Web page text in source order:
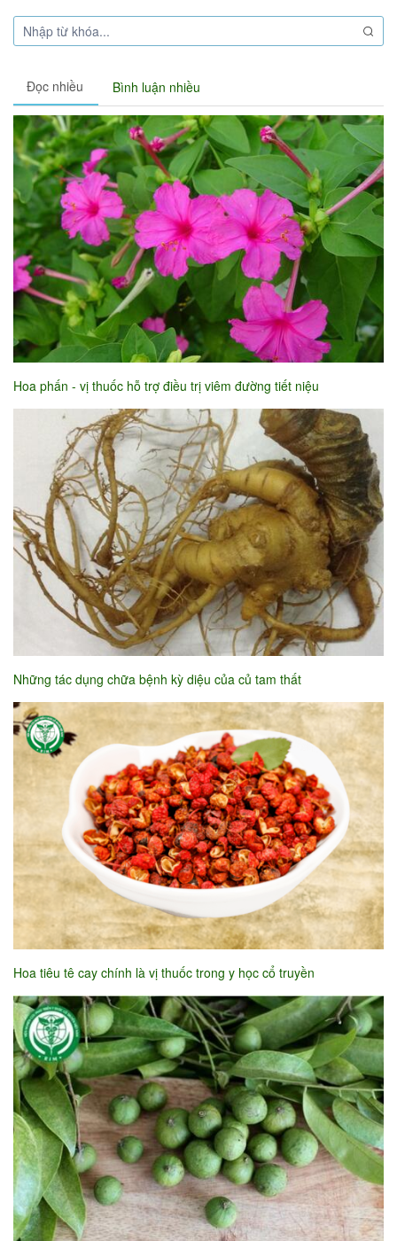
Đọc nhiều Bình luận nhiều
Hoa phấn - vị thuốc hỗ trợ điều trị viêm đường tiết niệu
Những tác dụng chữa bệnh kỳ diệu của củ tam thất
Hoa tiêu tê cay chính là vị thuốc trong y học cổ truyền